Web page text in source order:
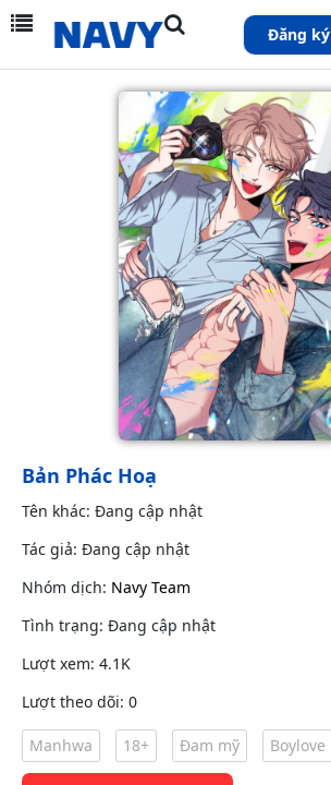
Đăng ký
Bản Phác Hoạ
Tên khác: Đang cập nhật
Tác giả: Đang cập nhật
Nhóm dịch: Navy Team
Tình trạng: Đang cập nhật
Lượt xem: 4.1K
Lượt theo dõi: 0
Manhwa 18+ Đam mỹ Boylove